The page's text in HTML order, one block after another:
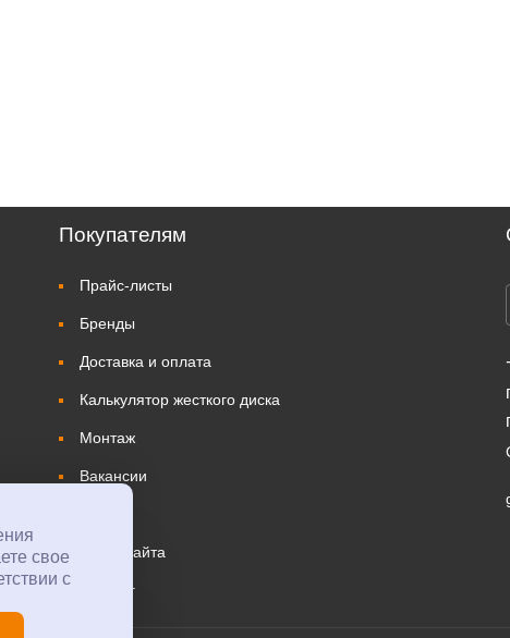
Покупателям
Прайс-листы
Бренды
Доставка и оплата
Калькулятор жесткого диска
Монтаж
Вакансии
Карта сайта
Каталог
свое
с